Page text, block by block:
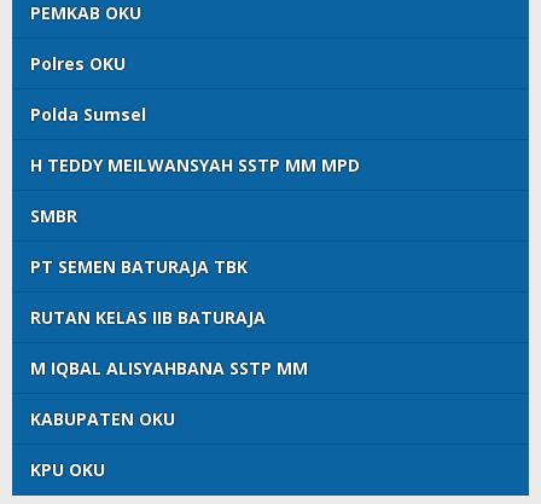
PEMKAB OKU
Polres OKU
Polda Sumsel
H TEDDY MEILWANSYAH SSTP MM MPD
SMBR
PT SEMEN BATURAJA TBK
RUTAN KELAS IIB BATURAJA
M IQBAL ALISYAHBANA SSTP MM
KABUPATEN OKU
KPU OKU